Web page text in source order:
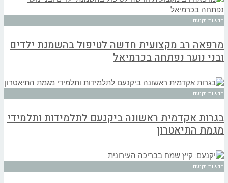
חדשות יקנעם
מרפאה רב מקצועית חדשה לטיפול בהשמנת ילדים
ובני נוער נפתחה בכרמיאל
חדשות יקנעם
בגרות אקדמית ראשונה ביקנעם לתלמידות ותלמידי
מגמת התיאטרון
חדשות יקנעם